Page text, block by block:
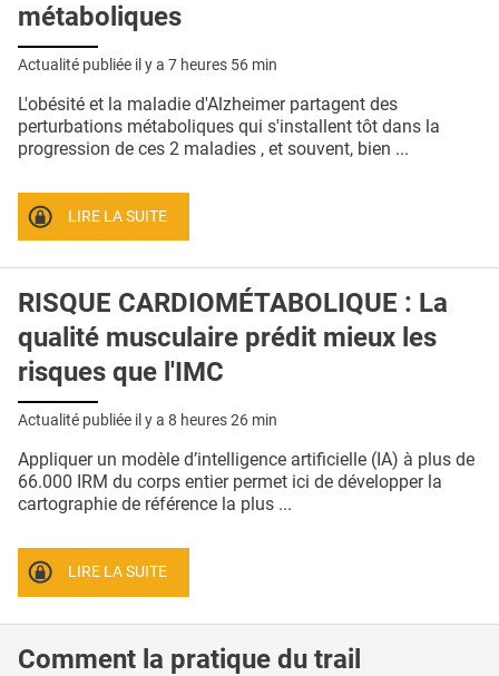
L'APP
PUBLICITÉ
CONTACT
métaboliques
Actualité publiée il y a 7 heures 56 min
L'obésité et la maladie d'Alzheimer partagent des
perturbations métaboliques qui s'installent tôt dans la
progression de ces 2 maladies , et souvent, bien ...
LIRE LA SUITE
RISQUE CARDIOMÉTABOLIQUE : La
qualité musculaire prédit mieux les
risques que l'IMC
Actualité publiée il y a 8 heures 26 min
Appliquer un modèle d’intelligence artificielle (IA) à plus de
66.000 IRM du corps entier permet ici de développer la
cartographie de référence la plus ...
LIRE LA SUITE
Comment la pratique du trail